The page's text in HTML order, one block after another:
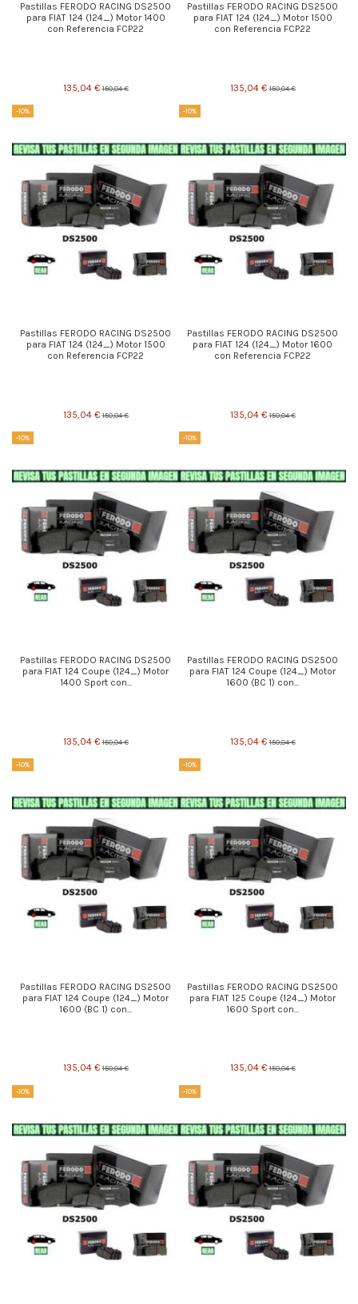
Pastillas FERODO RACING DS2500
para FIAT 124 (124_) Motor 1400
con Referencia FCP22
135,04 € 150,04 €
Pastillas FERODO RACING DS2500
para FIAT 124 (124_) Motor 1500
con Referencia FCP22
135,04 € 150,04 €
-10%
Pastillas FERODO RACING DS2500
para FIAT 124 (124_) Motor 1500
con Referencia FCP22
135,04 € 150,04 €
-10%
Pastillas FERODO RACING DS2500
para FIAT 124 (124_) Motor 1600
con Referencia FCP22
135,04 € 150,04 €
-10%
Pastillas FERODO RACING DS2500
para FIAT 124 Coupe (124_) Motor
1400 Sport con...
135,04 € 150,04 €
-10%
Pastillas FERODO RACING DS2500
para FIAT 124 Coupe (124_) Motor
1600 (BC 1) con...
135,04 € 150,04 €
-10%
Pastillas FERODO RACING DS2500
para FIAT 124 Coupe (124_) Motor
1600 (BC 1) con...
135,04 € 150,04 €
-10%
Pastillas FERODO RACING DS2500
para FIAT 125 Coupe (124_) Motor
1600 Sport con...
135,04 € 150,04 €
-10% -10%